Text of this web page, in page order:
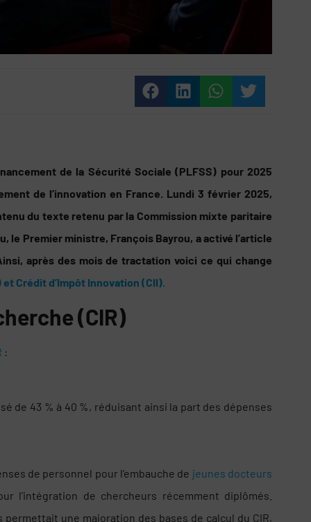
de la Sécurité Sociale (PLFSS) pour 2025
de l’innovation en France. Lundi 3 février 2025,
du texte retenu par la Commission mixte paritaire
le Premier ministre, François Bayrou, a activé l’article
après des mois de tractation voici ce qui change
Crédit d’Impôt Innovation (CII).
(CIR)
:
de 43 % à 40 %, réduisant ainsi la part des dépenses
de personnel pour l’embauche de jeunes docteurs
l’intégration de chercheurs récemment diplômés.
une majoration des bases de calcul du CIR,